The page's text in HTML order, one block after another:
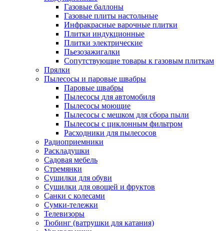
Газовые баллоны
Газовые плиты настольные
Инфракрасные варочные плитки
Плитки индукционные
Плитки электрические
Пьезозажигалки
Сопутствующие товары к газовым плиткам
Прялки
Пылесосы и паровые швабры
Паровые швабры
Пылесосы для автомобиля
Пылесосы моющие
Пылесосы с мешком для сбора пыли
Пылесосы с циклонным фильтром
Расходники для пылесосов
Радиоприемники
Раскладушки
Садовая мебель
Стремянки
Сушилки для обуви
Сушилки для овощей и фруктов
Санки с колесами
Сумки-тележки
Телевизоры
Тюбинг (ватрушки для катания)